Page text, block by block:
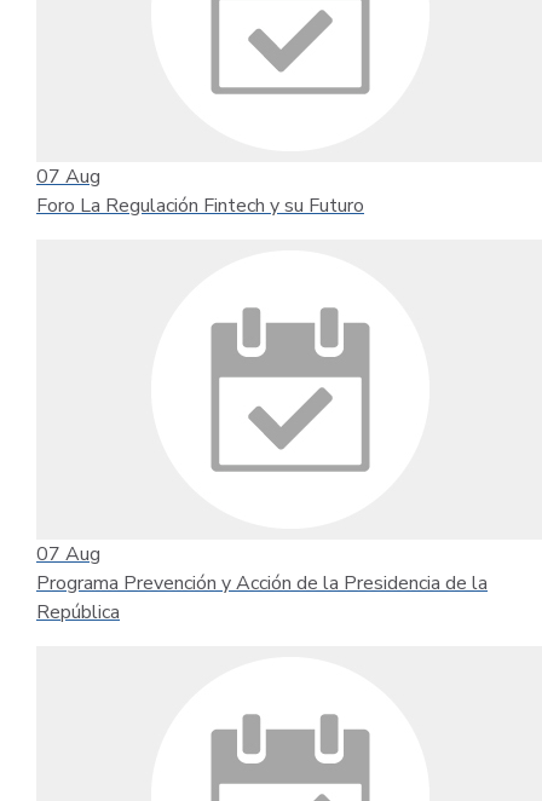
07 Aug
Foro La Regulación Fintech y su Futuro
07 Aug
Programa Prevención y Acción de la Presidencia de la
República